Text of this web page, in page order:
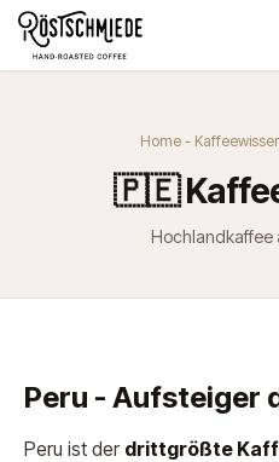
Zum Inhalt springen
Home -
🇵🇪
Hochlandkaffee
Peru - Aufsteiger
Peru ist der drittgrößte